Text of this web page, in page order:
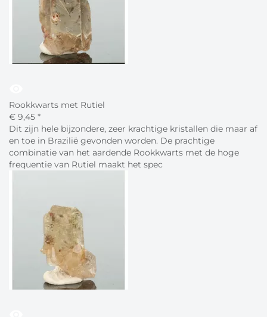
Rookkwarts met Rutiel
€ 9,45 *
Dit zijn hele bijzondere, zeer krachtige kristallen die maar af
en toe in Brazilië gevonden worden. De prachtige
combinatie van het aardende Rookkwarts met de hoge
frequentie van Rutiel maakt het spec